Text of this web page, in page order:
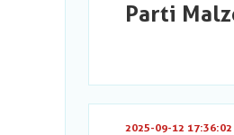
Parti
2025-09-12 17:36:02